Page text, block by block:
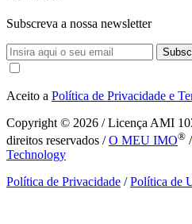
Subscreva a nossa newsletter
Aceito a Política de Privacidade e
Copyright © 2026 / Licença AMI
direitos reservados /O MEU IMO® /
Technology
Política de Privacidade /Política de